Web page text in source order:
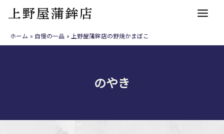
ス
ホーム 自慢の一品 上野屋蒲鉾店の野焼かまぼこ
のやき